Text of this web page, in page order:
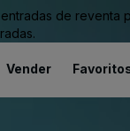
de
Vender